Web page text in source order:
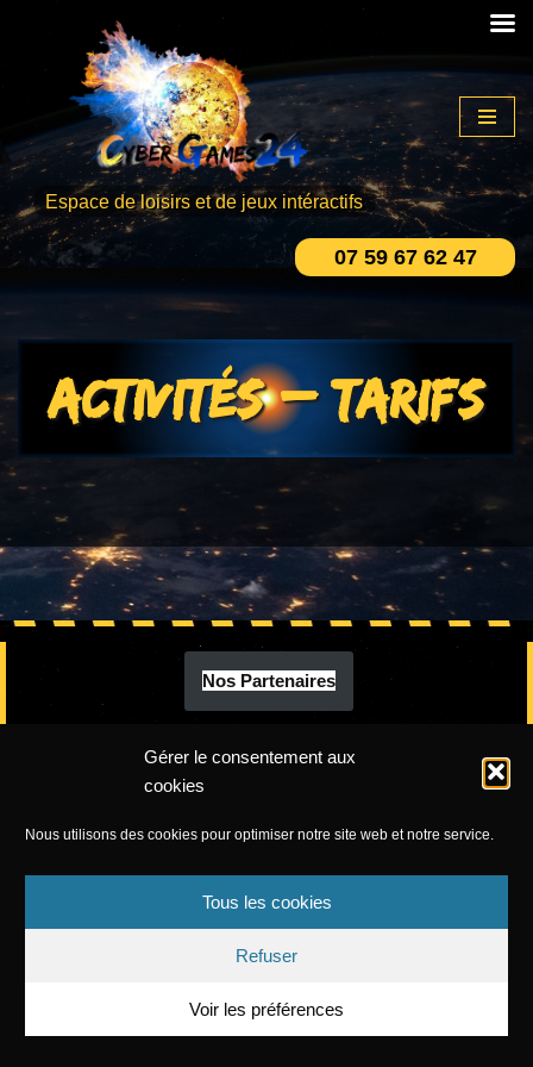
Gérer le consentement aux
cookies
Nous utilisons des cookies pour optimiser notre site web et notre service.
Tous les cookies
Refuser
Voir les préférences
contenu
07 59 67 62 47
Espace de loisirs et de jeux intéractifs
Activités – Tarifs
Nos Partenaires
Cyber Games 24|Mentions légales